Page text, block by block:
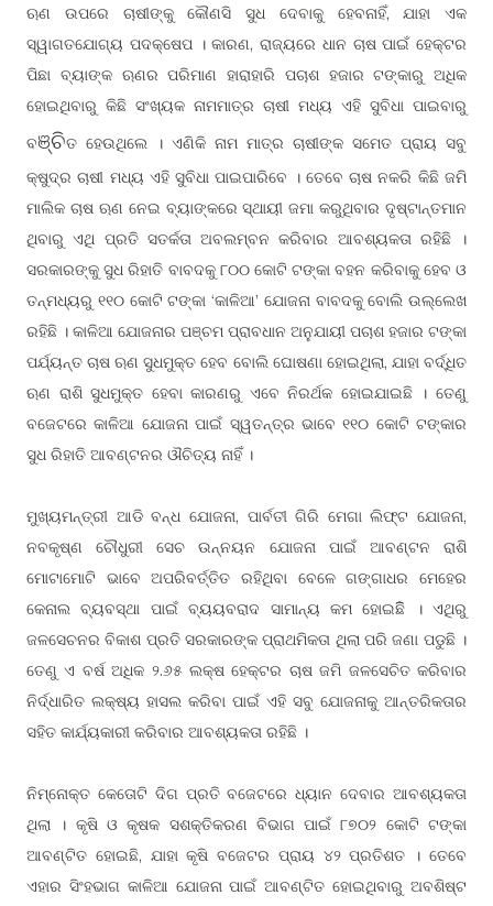
ଋଣ ଉପରେ ଚାଷୀଙ୍କୁ କୌଣସି ସୁଧ ଦେବାକୁ ହେବନାହିଁ, ଯାହା ଏକ
ସ୍ୱାଗତଯୋଗ୍ୟ ପଦକ୍ଷେପ । କାରଣ, ରାଜ୍ୟରେ ଧାନ ଚାଷ ପାଇଁ ହେକ୍ଟର
ପିଛା ବ୍ୟାଙ୍କ ଋଣର ପରିମାଣ ହାରାହାରି ପଚାଶ ହଜାର ଟଙ୍କାରୁ ଅଧିକ
ହୋଇଥିବାରୁ କିଛି ସଂଖ୍ୟକ ନାମମାତ୍ର ଚାଷୀ ମଧ୍ୟ ଏହି ସୁବିଧା ପାଇବାରୁ
ବଞ୍ଚିତ ହେଉଥିଲେ । ଏଣିକି ନାମ ମାତ୍ର ଚାଷୀଙ୍କ ସମେତ ପ୍ରାୟ ସବୁ
କ୍ଷୁଦ୍ର ଚାଷୀ ମଧ୍ୟ ଏହି ସୁବିଧା ପାଇପାରିବେ । ତେବେ ଚାଷ ନକରି କିଛି ଜମି
ମାଲିକ ଚାଷ ଋଣ ନେଇ ବ୍ୟାଙ୍କରେ ସ୍ଥାୟୀ ଜମା କରୁଥିବାର ଦୃଷ୍ଟାନ୍ତମାନ
ଥିବାରୁ ଏଥି ପ୍ରତି ସତର୍କତା ଅବଲମ୍ବନ କରିବାର ଆବଶ୍ୟକତା ରହିଛି ।
ସରକାରଙ୍କୁ ସୁଧ ରିହାତି ବାବଦକୁ ୮୦୦ କୋଟି ଟଙ୍କା ବହନ କରିବାକୁ ହେବ ଓ
ତନ୍ମଧ୍ୟରୁ ୧୧୦ କୋଟି ଟଙ୍କା ‘କାଳିଆ’ ଯୋଜନା ବାବଦକୁ ବୋଲି ଉଲ୍ଲେଖ
ରହିଛି । କାଳିଆ ଯୋଜନାର ପଞ୍ଚମ ପ୍ରାବଧାନ ଅନୁଯାୟୀ ପଚାଶ ହଜାର ଟଙ୍କା
ପର୍ଯ୍ୟନ୍ତ ଚାଷ ଋଣ ସୁଧମୁକ୍ତ ହେବ ବୋଲି ଘୋଷଣା ହୋଇଥିଲା, ଯାହା ବର୍ଦ୍ଧିତ
ଋଣ ରାଶି ସୁଧମୁକ୍ତ ହେବା କାରଣରୁ ଏବେ ନିରର୍ଥକ ହୋଇଯାଇଛି । ତେଣୁ
ବଜେଟରେ କାଳିଆ ଯୋଜନା ପାଇଁ ସ୍ୱତନ୍ତ୍ର ଭାବେ ୧୧୦ କୋଟି ଟଙ୍କାର
ସୁଧ ରିହାତି ଆବଣ୍ଟନର ଔଚିତ୍ୟ ନାହିଁ ।
ମୁଖ୍ୟମନ୍ତ୍ରୀ ଆଡି ବନ୍ଧ ଯୋଜନା, ପାର୍ବତୀ ଗିରି ମେଗା ଲିଫ୍ଟ ଯୋଜନା,
ନବକୃଷ୍ଣ ଚୌଧୁରୀ ସେଚ ଉନ୍ନୟନ ଯୋଜନା ପାଇଁ ଆବଣ୍ଟନ ରାଶି
ମୋଟାମୋଟି ଭାବେ ଅପରିବର୍ତ୍ତିତ ରହିଥିବା ବେଳେ ଗଙ୍ଗାଧର ମେହେର
କେନାଲ ବ୍ୟବସ୍ଥା ପାଇଁ ବ୍ୟୟବରାଦ ସାମାନ୍ୟ କମ ହୋଇଛିି । ଏଥିରୁ
ଜଳସେଚନର ବିକାଶ ପ୍ରତି ସରକାରଙ୍କ ପ୍ରାଥମିକତା ଥିଲା ପରି ଜଣା ପଡୁଛି ।
ତେଣୁ ଏ ବର୍ଷ ଅଧିକ ୨.୬୫ ଲକ୍ଷ ହେକ୍ଟର ଚାଷ ଜମି ଜଳସେଚିତ କରିବାର
ନିର୍ଦ୍ଧାରିତ ଲକ୍ଷ୍ୟ ହାସଲ କରିବା ପାଇଁ ଏହି ସବୁ ଯୋଜନାକୁ ଆନ୍ତରିକତାର
ସହିତ କାର୍ଯ୍ୟକାରୀ କରିବାର ଆବଶ୍ୟକତା ରହିଛି ।
ନିମ୍ନୋକ୍ତ କେତୋଟି ଦିଗ ପ୍ରତି ବଜେଟରେ ଧ୍ୟାନ ଦେବାର ଆବଶ୍ୟକତା
ଥିଲା । କୃଷି ଓ କୃଷକ ସଶକ୍ତିକରଣ ବିଭାଗ ପାଇଁ ୮୭୦୨ କୋଟି ଟଙ୍କା
ଆବଣ୍ଟିତ ହୋଇଛି, ଯାହା କୃଷି ବଜେଟର ପ୍ରାୟ ୪୨ ପ୍ରତିଶତ । ତେବେ
ଏହାର ସିଂହଭାଗ କାଳିଆ ଯୋଜନା ପାଇଁ ଆବଣ୍ଟିତ ହୋଇଥିବାରୁ ଅବଶିଷ୍ଟ